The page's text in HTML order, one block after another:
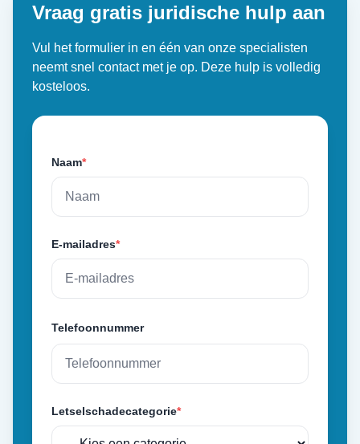
Vraag gratis juridische hulp aan
Vul het formulier in en één van onze specialisten
neemt snel contact met je op. Deze hulp is volledig
kosteloos.
Naam*
E-mailadres*
Telefoonnummer
Letselschadecategorie*